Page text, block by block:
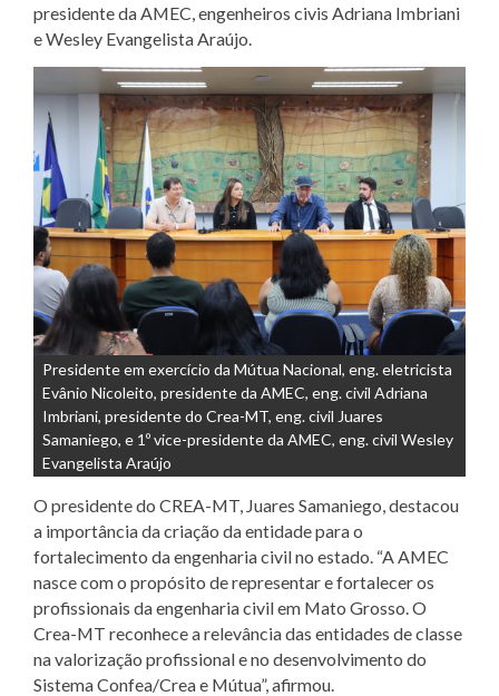
presidente da AMEC, engenheiros civis Adriana Imbriani
eWesley Evangelista Araújo
Presidente em exercício da Mútua Nacional, eng. eletricista
Evânio Nicoleito, presidente da AMEC, eng. civil Adriana
Imbriani, presidente do Crea-MT, eng. civil Juares
Samaniego, e 1º vice-presidente da AMEC, eng. civil Wesley
Evangelista Araújo
O presidente do CREA-MT, Juares Samaniego, destacou
a importância da criação da entidade para o
fortalecimento da engenharia civil no estado. “A AMEC
nasce com o propósito de representar e fortalecer os
profissionais da engenharia civil em Mato Grosso. O
Crea-MT reconhece a relevância das entidades de classe
na valorização profissional e no desenvolvimento do
Sistema Confea/Crea e Mútua”, afirmou.